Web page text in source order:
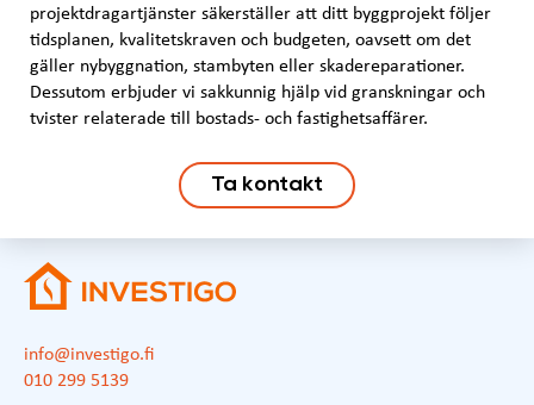
projektdragartjänster säkerställer att ditt byggprojekt följer
tidsplanen, kvalitetskraven och budgeten, oavsett om det
gäller nybyggnation, stambyten eller skadereparationer.
Dessutom erbjuder vi sakkunnig hjälp vid granskningar och
tvister relaterade till bostads- och fastighetsaffärer.
Ta kontakt
info@investigo.fi
010 299 5139